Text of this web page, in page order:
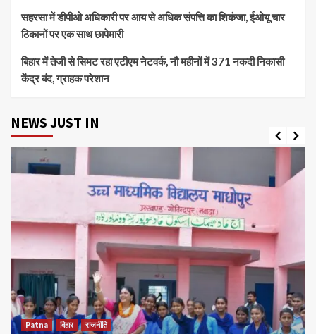
सहरसा में डीपीओ अधिकारी पर आय से अधिक संपत्ति का शिकंजा, ईओयू चार
ठिकानों पर एक साथ छापेमारी
बिहार में तेजी से सिमट रहा एटीएम नेटवर्क, नौ महीनों में 371 नकदी निकासी
केंद्र बंद, ग्राहक परेशान
NEWS JUST IN
Patna बिहार राजनीति